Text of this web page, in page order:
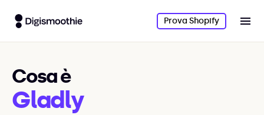
Prova Shopify
Cosa è
Gladly